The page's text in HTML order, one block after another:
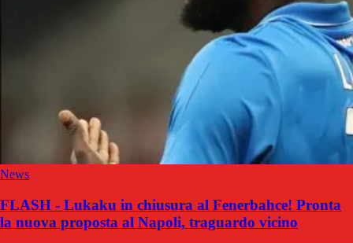
News
FLASH - Lukaku in chiusura al Fenerbahce! Pronta
la nuova proposta al Napoli, traguardo vicino